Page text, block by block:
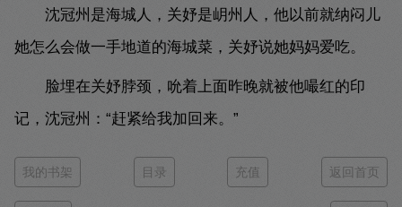
沈冠州是海城人，关妤是岄州人，他以前就纳闷儿
她怎么会做一手地道的海城菜，关妤说她妈妈爱吃。
脸埋在关妤脖颈，吮着上面昨晚就被他嘬红的印
记，沈冠州：“赶紧给我加回来。”
我的书架 目录 充值 返回首页